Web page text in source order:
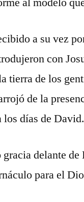
a su vez
con
tierra de los
de la
los días de David.
gracia delante
para el